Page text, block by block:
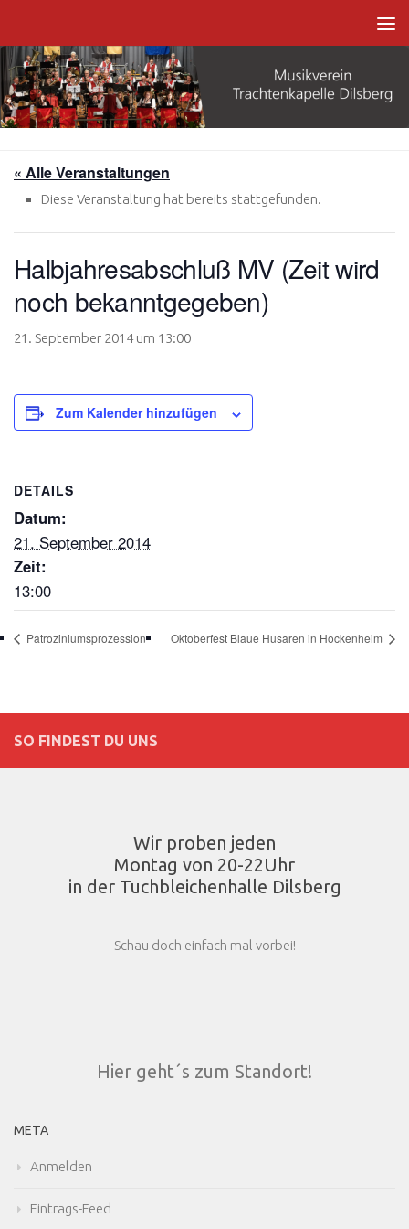
« Alle Veranstaltungen
Diese Veranstaltung hat bereits stattgefunden.
Halbjahresabschluß MV (Zeit wird
noch bekanntgegeben)
21. September 2014 um 13:00
Zum Kalender hinzufügen
DETAILS
Datum:
21. September 2014
Zeit:
13:00
Patroziniumsprozession Oktoberfest Blaue Husaren in Hockenheim
SO FINDEST DU UNS
Wir proben jeden
Montag von 20-22Uhr
in der Tuchbleichenhalle Dilsberg
-Schau doch einfach mal vorbei!-
Hier geht´s zum Standort!
META
Anmelden
Eintrags-Feed